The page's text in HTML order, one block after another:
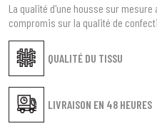
QUALITÉ DU TISSU
LIVRAISON EN 48 HEURES
La qualité d'une housse sur
compromis sur la qualité de